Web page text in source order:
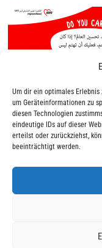
Um dir ein optimales Erlebnis
um Geräteinformationen zu
diesen Technologien
eindeutige IDs auf dieser
erteilst oder zurückziehst,
beeinträchtigt werden.